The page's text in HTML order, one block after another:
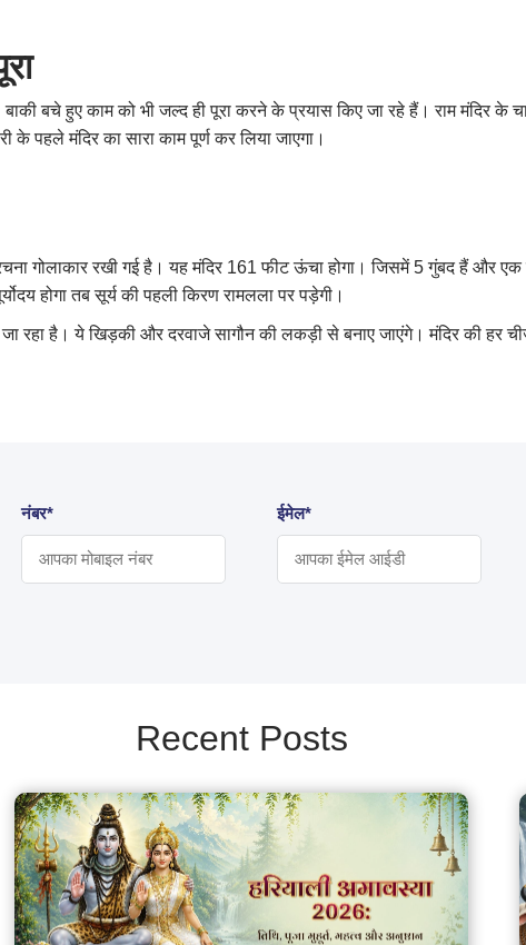
बाकी बचे हुए काम को भी जल्द ही पूरा करने के प्रयास किए जा रहे हैं। राम मंदिर के
के पहले मंदिर का सारा काम पूर्ण कर लिया जाएगा।
गोलाकार रखी गई है। यह मंदिर 161 फीट ऊंचा होगा। जिसमें 5 गुंबद हैं और एक
होगा तब सूर्य की पहली किरण रामलला पर पड़ेगी।
रहा है। ये खिड़की और दरवाजे सागौन की लकड़ी से बनाए जाएंगे। मंदिर की हर
नंबर* ईमेल*
Recent Posts